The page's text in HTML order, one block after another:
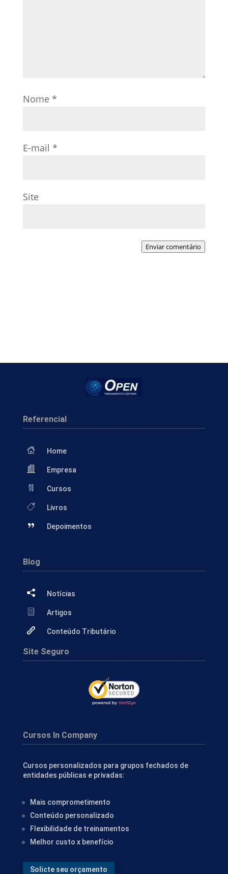
Nome *
E-mail *
Site
Enviar comentário
Referencial
Home
Empresa
Cursos
Livros
Depoimentos
Blog
Notícias
Artigos
Conteúdo Tributário
Site Seguro
Cursos In Company
Cursos personalizados para grupos fechados de
entidades públicas e privadas:
Mais comprometimento
Conteúdo personalizado
Flexibilidade de treinamentos
Melhor custo x benefício
Solicte seu orçamento